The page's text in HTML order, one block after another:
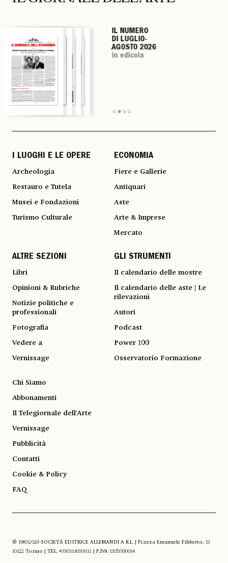
IL NUMERO
DI LUGLIO-
AGOSTO 2026
in edicola
IL NUMERO
DI LUGLIO-
AGOSTO 2026
in edicola
IL NUMERO
DI LUGLIO-
AGOSTO 2026
in edicola
IL NUMERO
DI LUGLIO-
AGOSTO 2026
in edicola
I LUOGHI E LE OPERE
Archeologia
Restauro e Tutela
Musei e Fondazioni
Turismo Culturale
ECONOMIA
Fiere e Gallerie
Antiquari
Aste
Arte & Imprese
Mercato
ALTRE SEZIONI
Libri
Opinioni & Rubriche
Notizie politiche e
professionali
Fotografia
Vedere a
Vernissage
GLI STRUMENTI
Il calendario delle mostre
Il calendario delle aste | Le
rilevazioni
Autori
Podcast
Power 100
Osservatorio Formazione
Chi Siamo
Abbonamenti
Il Telegiornale dell'Arte
Vernissage
Pubblicità
Contatti
Cookie & Policy
FAQ
© 1983-2026 SOCIETÀ EDITRICE ALLEMANDI A R.L. | Piazza Emanuele Filiberto, 13
10122 Torino | TEL. +39.011.819.9111 | P.IVA 13153930014